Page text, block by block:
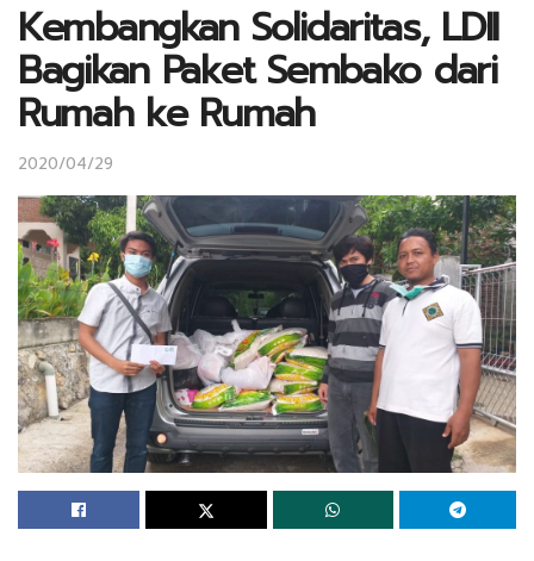
Kembangkan Solidaritas, LDII
Bagikan Paket Sembako dari
Rumah ke Rumah
2020/04/29